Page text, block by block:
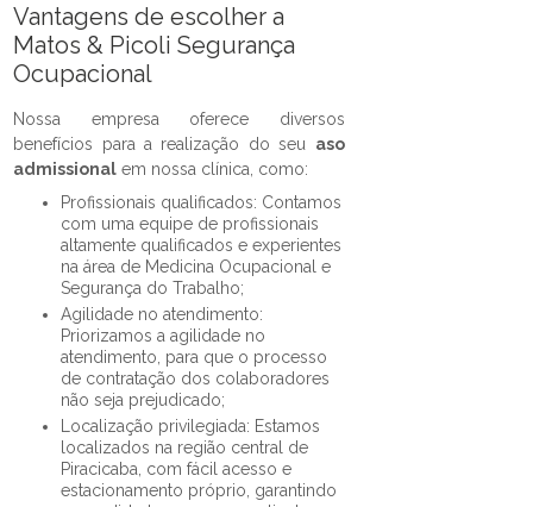
Vantagens de escolher a
Matos & Picoli Segurança
Ocupacional
Nossa empresa oferece diversos
benefícios para a realização do seu aso
admissional em nossa clínica, como:
Profissionais qualificados: Contamos
com uma equipe de profissionais
altamente qualificados e experientes
na área de Medicina Ocupacional e
Segurança do Trabalho;
Agilidade no atendimento:
Priorizamos a agilidade no
atendimento, para que o processo
de contratação dos colaboradores
não seja prejudicado;
localizados na região central de
Piracicaba, com fácil acesso e
estacionamento próprio, garantindo